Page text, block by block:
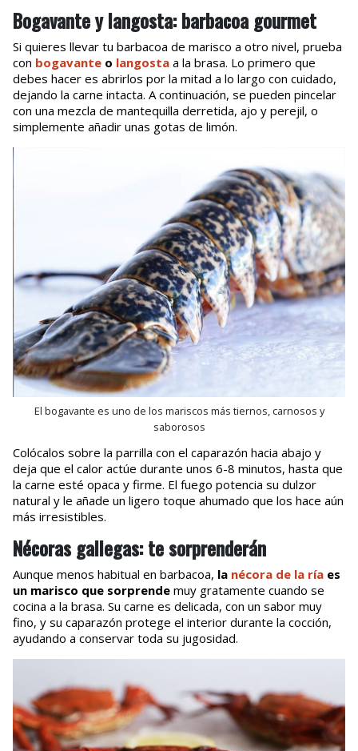
Bogavante y langosta: barbacoa gourmet
Si quieres llevar tu barbacoa de marisco a otro nivel, prueba
con bogavante o langosta a la brasa. Lo primero que
debes hacer es abrirlos por la mitad a lo largo con cuidado,
dejando la carne intacta. A continuación, se pueden pincelar
con una mezcla de mantequilla derretida, ajo y perejil, o
simplemente añadir unas gotas de limón.
El bogavante es uno de los mariscos más tiernos, carnosos y
saborosos
Colócalos sobre la parrilla con el caparazón hacia abajo y
deja que el calor actúe durante unos 6-8 minutos, hasta que
la carne esté opaca y firme. El fuego potencia su dulzor
natural y le añade un ligero toque ahumado que los hace aún
más irresistibles.
Nécoras gallegas: te sorprenderán
Aunque menos habitual en barbacoa, la nécora de la ría es
un marisco que sorprende muy gratamente cuando se
cocina a la brasa. Su carne es delicada, con un sabor muy
fino, y su caparazón protege el interior durante la cocción,
ayudando a conservar toda su jugosidad.